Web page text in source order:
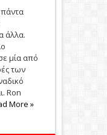
άλλα.
μία από
των
Ron
More »